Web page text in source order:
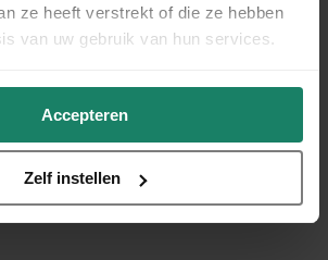
ze heeft verstrekt of die ze hebben
van uw gebruik van hun services.
Accepteren
Zelf instellen